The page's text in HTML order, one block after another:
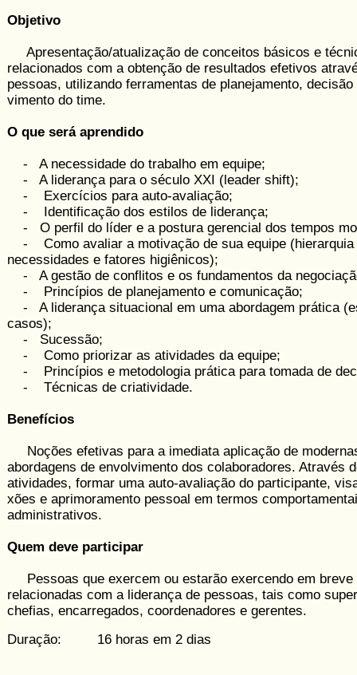
Objetivo
Apresentação/atualização de conceitos básicos e
relacionados com a obtenção de re­sul­tados efetivos
pessoas, utilizando ferramentas de planejamento,
vimento do time.
O que será aprendido
- A necessidade do trabalho em equipe;
- A liderança para o século XXI (leader shift);
- Exercícios para auto-avaliação;
- Identificação dos estilos de ­liderança;
- O perfil do líder e a postura gerencial dos tempos
- Como avaliar a motivação de sua equipe (hierar­quia
necessidades e fatores higiênicos);
- A gestão de conflitos e os fundamentos da
- Princípios de planejamento e comunicação;
- A liderança situacional em uma abordagem prática
casos);
- Sucessão;
- Como priorizar as atividades da equipe;
- Princípios e metodologia prática para tomada de
- Técnicas de criatividade.
Benefícios
Noções efetivas para a imediata aplicação de
abordagens de envolvimento dos colaboradores. Através
ativi­dades, formar uma auto-avaliação do participante,
xões e aprimoramento pessoal em termos
administrativos.
Quem deve participar
Pessoas que exercem ou estarão exercendo em breve
relacionadas com a liderança de pessoas, tais como
chefias, encarregados, coordenadores e gerentes.
Duração: 16 horas em 2 dias